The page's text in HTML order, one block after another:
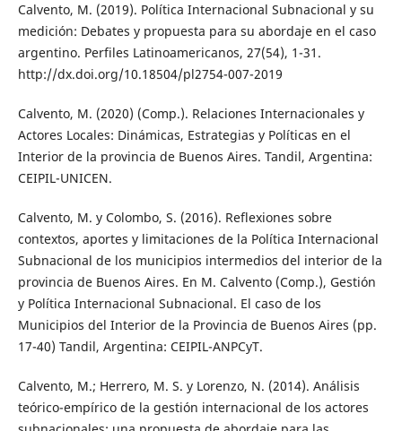
Calvento, M. (2019). Política Internacional Subnacional y su
medición: Debates y propuesta para su abordaje en el caso
argentino. Perfiles Latinoamericanos, 27(54), 1-31.
http://dx.doi.org/10.18504/pl2754-007-2019
Calvento, M. (2020) (Comp.). Relaciones Internacionales y
Actores Locales: Dinámicas, Estrategias y Políticas en el
Interior de la provincia de Buenos Aires. Tandil, Argentina:
CEIPIL-UNICEN.
Calvento, M. y Colombo, S. (2016). Reflexiones sobre
contextos, aportes y limitaciones de la Política Internacional
Subnacional de los municipios intermedios del interior de la
provincia de Buenos Aires. En M. Calvento (Comp.), Gestión
y Política Internacional Subnacional. El caso de los
Municipios del Interior de la Provincia de Buenos Aires (pp.
17-40) Tandil, Argentina: CEIPIL-ANPCyT.
Calvento, M.; Herrero, M. S. y Lorenzo, N. (2014). Análisis
teórico-empírico de la gestión internacional de los actores